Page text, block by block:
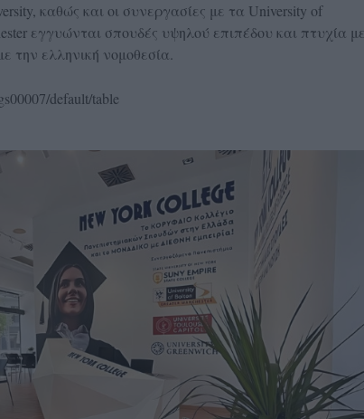
καθώς και οι συνεργασίες με τα University of
εγγυώνται σπουδές υψηλού επιπέδου και πτυχία με
ελληνική νομοθεσία.
default/table